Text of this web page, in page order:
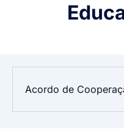
DOCUMENTOS
DA
PARCERIA
Acordo de